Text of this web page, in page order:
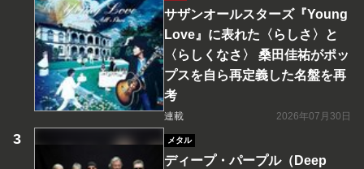
サザンオールスターズ『Young
Love』に表れた〈らしさ〉と
〈らしくなさ〉 桑田佳祐がポッ
プスを自ら再定義した名盤を再
考
連載 2026年07月30日
メタル
ディープ・パープル（Deep